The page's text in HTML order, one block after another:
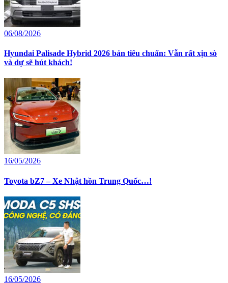
06/08/2026
Hyundai Palisade Hybrid 2026 bản tiêu chuẩn: Vẫn rất xịn sò
và dự sẽ hút khách!
16/05/2026
Toyota bZ7 – Xe Nhật hồn Trung Quốc…!
16/05/2026